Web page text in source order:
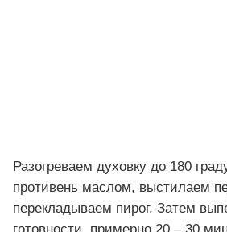
Разогреваем духовку до 180
противень маслом, выстилаем
перекладываем пирог. Затем